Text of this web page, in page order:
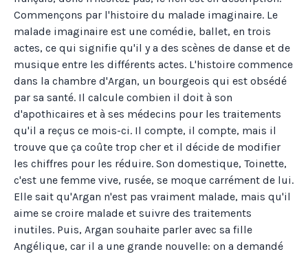
Commençons par l'histoire du malade imaginaire. Le
malade imaginaire est une comédie, ballet, en trois
actes, ce qui signifie qu'il y a des scènes de danse et de
musique entre les différents actes. L'histoire commence
dans la chambre d'Argan, un bourgeois qui est obsédé
par sa santé. Il calcule combien il doit à son
d'apothicaires et à ses médecins pour les traitements
qu'il a reçus ce mois-ci. Il compte, il compte, mais il
trouve que ça coûte trop cher et il décide de modifier
les chiffres pour les réduire. Son domestique, Toinette,
c'est une femme vive, rusée, se moque carrément de lui.
Elle sait qu'Argan n'est pas vraiment malade, mais qu'il
aime se croire malade et suivre des traitements
inutiles. Puis, Argan souhaite parler avec sa fille
Angélique, car il a une grande nouvelle: on a demandé